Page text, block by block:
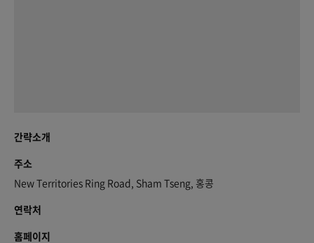
간략소개
주소
New Territories Ring Road, Sham Tseng, 홍콩
연락처
홈페이지